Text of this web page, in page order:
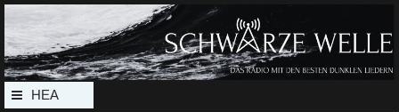
Radio Schwarze Welle Forum
Das Radio mit den Besten Dunklen Liedern
HEA